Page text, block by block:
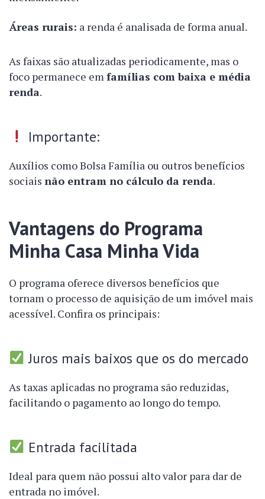
Áreas rurais: a renda é analisada de forma anual.
As faixas são atualizadas periodicamente, mas o
foco permanece em famílias com baixa e média
renda.
Importante:
Auxílios como Bolsa Família ou outros benefícios
sociais não entram no cálculo da renda.
Vantagens do Programa
Minha Casa Minha Vida
O programa oferece diversos benefícios que
tornam o processo de aquisição de um imóvel mais
acessível. Confira os principais:
Juros mais baixos que os do mercado
As taxas aplicadas no programa são reduzidas,
facilitando o pagamento ao longo do tempo.
Entrada facilitada
Ideal para quem não possui alto valor para dar de
entrada no imóvel.